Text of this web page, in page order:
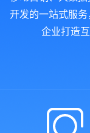
开发的一站式服
企业打造